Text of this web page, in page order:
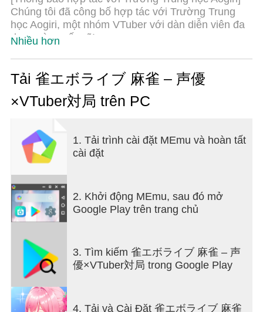
Chúng tôi đã công bố hợp tác với Trường Trung
học Aogiri, một nhóm VTuber với dàn diễn viên đa
dạng và quyến rũ!
tảng chính thức như X, vì vậy hãy đón chờ nhé.
Kiểm soát vận mệnh của bạn. Một kỷ nguyên mới
Mùa mạt chược giải trí thú vị đã đến! Một trải
nghiệm mạt chược mới sẽ khiến bạn muốn tham
gia và xem!
◆Tính năng trò chơi của "Jan Evo Live"
① Thay đổi số phận của bạn bằng kỹ năng và
những diễn biến bất ngờ!
Mạt chược truyền thống Nhật Bản kết hợp các kỹ
năng siêu nhiên và những diễn biến bất ngờ.
đang chờ đón bạn trong mỗi ván chơi.
Nhiều hơn
Tải 雀エボライブ 麻雀 – 声優
×VTuber対局 trên PC
1. Tải trình cài đặt MEmu và hoàn tất
cài đặt
2. Khởi động MEmu, sau đó mở
Google Play trên trang chủ
3. Tìm kiếm 雀エボライブ 麻雀 – 声
優×VTuber対局 trong Google Play
4. Tải và Cài Đặt 雀エボライブ 麻雀